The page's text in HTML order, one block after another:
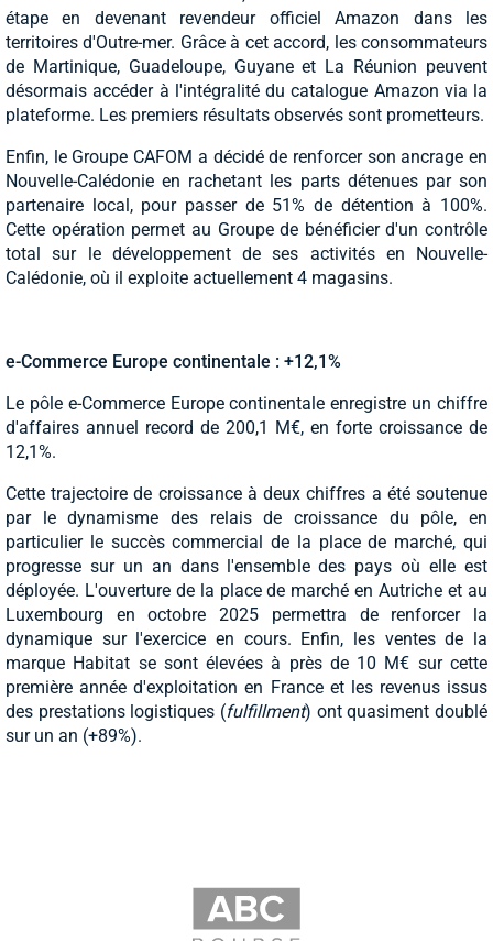
étape en devenant revendeur officiel Amazon dans les
territoires d'Outre-mer. Grâce à cet accord, les consommateurs
de Martinique, Guadeloupe, Guyane et La Réunion peuvent
désormais accéder à l'intégralité du catalogue Amazon via la
plateforme. Les premiers résultats observés sont prometteurs.
Enfin, le Groupe CAFOM a décidé de renforcer son ancrage en
Nouvelle-Calédonie en rachetant les parts détenues par son
partenaire local, pour passer de 51% de détention à 100%.
Cette opération permet au Groupe de bénéficier d'un contrôle
total sur le développement de ses activités en Nouvelle-
Calédonie, où il exploite actuellement 4 magasins.
e-Commerce Europe continentale : +12,1%
Le pôle e-Commerce Europe continentale enregistre un chiffre
d'affaires annuel record de 200,1 M€, en forte croissance de
12,1%.
Cette trajectoire de croissance à deux chiffres a été soutenue
par le dynamisme des relais de croissance du pôle, en
particulier le succès commercial de la place de marché, qui
progresse sur un an dans l'ensemble des pays où elle est
déployée. L'ouverture de la place de marché en Autriche et au
Luxembourg en octobre 2025 permettra de renforcer la
dynamique sur l'exercice en cours. Enfin, les ventes de la
marque Habitat se sont élevées à près de 10 M€ sur cette
première année d'exploitation en France et les revenus issus
des prestations logistiques (fulfillment) ont quasiment doublé
sur un an (+89%).